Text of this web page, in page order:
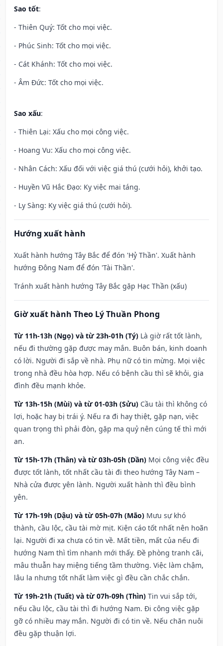
Sao tốt:
- Thiên Quý: Tốt cho mọi việc.
- Phúc Sinh: Tốt cho mọi việc.
- Cát Khánh: Tốt cho mọi việc.
- Âm Đức: Tốt cho mọi việc.
Sao xấu:
- Thiên Lại: Xấu cho mọi công việc.
- Hoang Vu: Xấu cho mọi công việc.
- Nhân Cách: Xấu đối với việc giá thú (cưới hỏi), khởi tạo.
- Huyền Vũ Hắc Đạo: Kỵ việc mai táng.
- Ly Sàng: Kỵ việc giá thú (cưới hỏi).
Hướng xuất hành
Xuất hành hướng Tây Bắc để đón 'Hỷ Thần'. Xuất hành
hướng Đông Nam để đón 'Tài Thần'.
Tránh xuất hành hướng Tây Bắc gặp Hạc Thần (xấu)
Giờ xuất hành Theo Lý Thuần Phong
Từ 11h-13h (Ngọ) và từ 23h-01h (Tý) Là giờ rất tốt lành,
nếu đi thường gặp được may mắn. Buôn bán, kinh doanh
có lời. Người đi sắp về nhà. Phụ nữ có tin mừng. Mọi việc
trong nhà đều hòa hợp. Nếu có bệnh cầu thì sẽ khỏi, gia
đình đều mạnh khỏe.
Từ 13h-15h (Mùi) và từ 01-03h (Sửu) Cầu tài thì không có
lợi, hoặc hay bị trái ý. Nếu ra đi hay thiệt, gặp nạn, việc
quan trọng thì phải đòn, gặp ma quỷ nên cúng tế thì mới
an.
Từ 15h-17h (Thân) và từ 03h-05h (Dần) Mọi công việc đều
được tốt lành, tốt nhất cầu tài đi theo hướng Tây Nam –
Nhà cửa được yên lành. Người xuất hành thì đều bình
yên.
Từ 17h-19h (Dậu) và từ 05h-07h (Mão) Mưu sự khó
thành, cầu lộc, cầu tài mờ mịt. Kiện cáo tốt nhất nên hoãn
lại. Người đi xa chưa có tin về. Mất tiền, mất của nếu đi
hướng Nam thì tìm nhanh mới thấy. Đề phòng tranh cãi,
mâu thuẫn hay miệng tiếng tầm thường. Việc làm chậm,
lâu la nhưng tốt nhất làm việc gì đều cần chắc chắn.
Từ 19h-21h (Tuất) và từ 07h-09h (Thìn) Tin vui sắp tới,
nếu cầu lộc, cầu tài thì đi hướng Nam. Đi công việc gặp
gỡ có nhiều may mắn. Người đi có tin về. Nếu chăn nuôi
đều gặp thuận lợi.